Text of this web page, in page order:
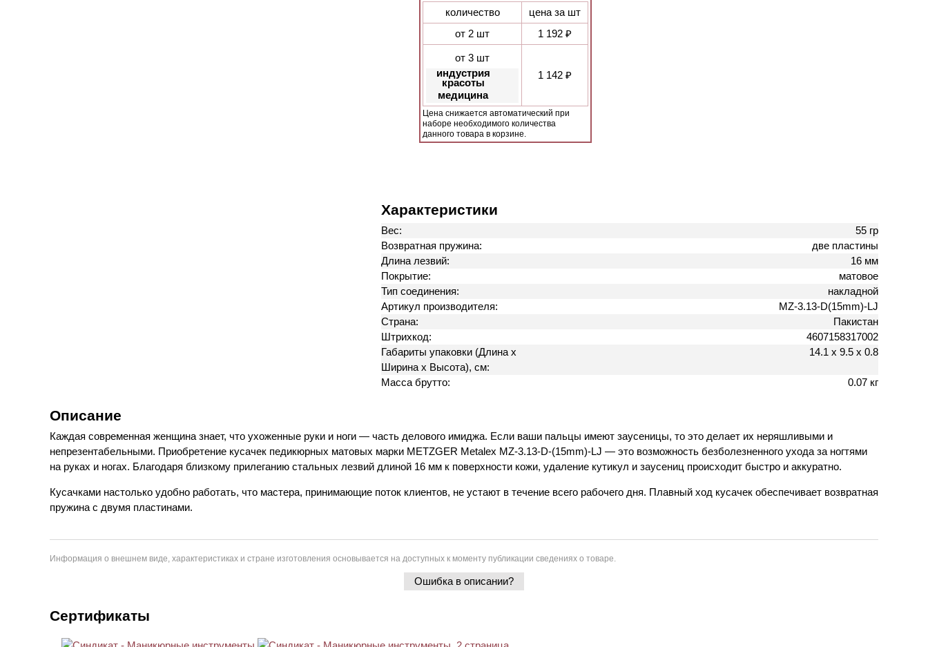
количество
цена за шт
от 2 шт
1 192 ₽
от 3 шт
индустрия
красоты
медицина
1 142 ₽
Цена снижается автоматический при
наборе необходимого количества
данного товара в корзине.
Характеристики
Вес:
55 гр
Возвратная пружина:
две пластины
Длина лезвий:
16 мм
Покрытие:
матовое
Тип соединения:
накладной
Артикул производителя:
MZ-3.13-D(15mm)-LJ
Страна:
Пакистан
Штрихкод:
4607158317002
Габариты упаковки (Длина х
Ширина х Высота), см:
14.1 х 9.5 х 0.8
Масса брутто: 0.07 кг
Описание
Каждая современная женщина знает, что ухоженные руки и ноги — часть делового имиджа. Если ваши пальцы имеют заусеницы, то это делает их неряшливыми и
непрезентабельными. Приобретение кусачек педикюрных матовых марки METZGER Metalex MZ-3.13-D-(15mm)-LJ — это возможность безболезненного ухода за ногтями
на руках и ногах. Благодаря близкому прилеганию стальных лезвий длиной 16 мм к поверхности кожи, удаление кутикул и заусениц происходит быстро и аккуратно.
Кусачками настолько удобно работать, что мастера, принимающие поток клиентов, не устают в течение всего рабочего дня. Плавный ход кусачек обеспечивает возвратная
пружина с двумя пластинами.
Информация о внешнем виде, характеристиках и стране изготовления основывается на доступных к моменту публикации сведениях о товаре.
Ошибка в описании?
Сертификаты